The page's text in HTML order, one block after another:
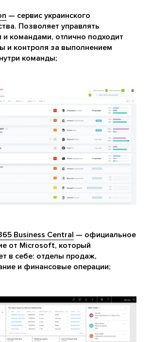
— сервис украинского
Позволяет управлять
и командами, отлично подходит
и контроля за выполнением
команды;
Business Central — официальное
от Microsoft, который
в себе: отделы продаж,
и финансовые операции;